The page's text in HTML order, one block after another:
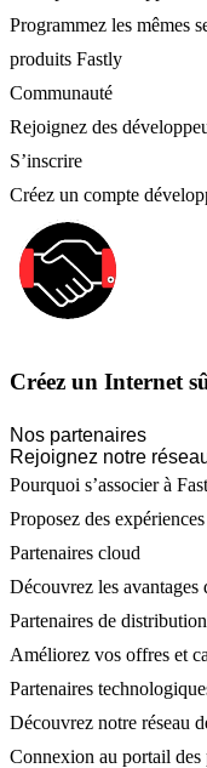
Programmez les mêmes
produits Fastly
Communauté
Rejoignez des
S’inscrire
Créez un compte
Créez un Internet
Nos partenaires
Rejoignez notre
Pourquoi s’associer à
Proposez des
Partenaires cloud
Découvrez les avantages
Partenaires de distribution
Améliorez vos offres et
Partenaires
Découvrez notre réseau
Connexion au portail des